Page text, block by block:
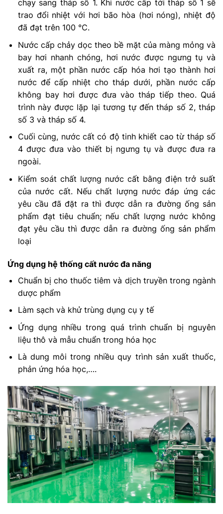
chạy sang tháp số 1. Khi nước cấp tới tháp số 1 sẽ
trao đổi nhiệt với hơi bão hòa (hơi nóng), nhiệt độ
đã đạt trên 100 ℃.
Nước cấp chảy dọc theo bề mặt của màng mỏng và
bay hơi nhanh chóng, hơi nước được ngưng tụ và
xuất ra, một phần nước cấp hóa hơi tạo thành hơi
nước để cấp nhiệt cho tháp dưới, phần nước cấp
không bay hơi được đưa vào tháp tiếp theo. Quá
trình này được lặp lại tương tự đến tháp số 2, tháp
số 3 và tháp số 4.
Cuối cùng, nước cất có độ tinh khiết cao từ tháp số
4 được đưa vào thiết bị ngưng tụ và được đưa ra
ngoài.
Kiểm soát chất lượng nước cất bằng điện trở suất
của nước cất. Nếu chất lượng nước đáp ứng các
yêu cầu đã đặt ra thì được dẫn ra đường ống sản
phẩm đạt tiêu chuẩn; nếu chất lượng nước không
đạt yêu cầu thì được dẫn ra đường ống sản phẩm
loại
Ứng dụng hệ thống cất nước đa năng
Chuẩn bị cho thuốc tiêm và dịch truyền trong ngành
dược phẩm
Làm sạch và khử trùng dụng cụ y tế
Ứng dụng nhiều trong quá trình chuẩn bị nguyên
liệu thô và mẫu chuẩn trong hóa học
Là dung môi trong nhiều quy trình sản xuất thuốc,
phản ứng hóa học,….